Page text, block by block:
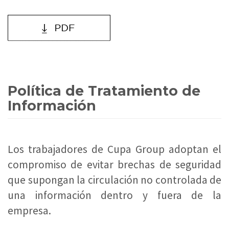
Política de Tratamiento de
Información
Los trabajadores de Cupa Group adoptan el
compromiso de evitar brechas de seguridad
que supongan la circulación no controlada de
una información dentro y fuera de la
empresa.